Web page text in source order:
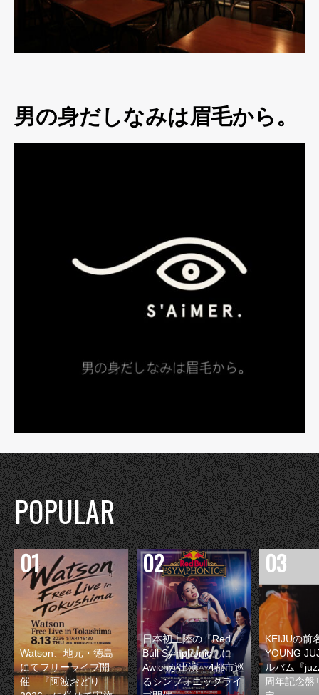
男の身だしなみは眉毛から。
POPULAR
Watson、地元・徳島
にてフリーライブ開
催 『阿波おどり
日本初上陸の『Red
Bull Symphonic』に
Awichが出演 4都市巡
るシンフォニックライ
KEIJUの前
YOUNG
ルバム『
周年記念盤